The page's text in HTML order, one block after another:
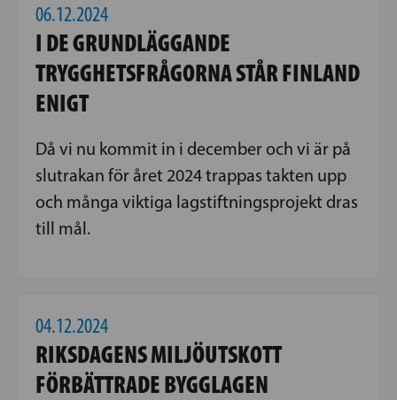
06.12.2024
I DE GRUNDLÄGGANDE
TRYGGHETSFRÅGORNA STÅR FINLAND
ENIGT
Då vi nu kommit in i december och vi är på
slutrakan för året 2024 trappas takten upp
och många viktiga lagstiftningsprojekt dras
till mål.
04.12.2024
RIKSDAGENS MILJÖUTSKOTT
FÖRBÄTTRADE BYGGLAGEN